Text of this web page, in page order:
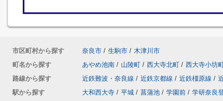
市区町村から探す 奈良市 / 生駒市 / 木津川市
町名から探す
あやめ池南 / 山陵町 / 西大寺北町 / 西大寺小坊
路線から探す
近鉄難波・奈良線 / 近鉄京都線 / 近鉄橿原線 /
駅から探す
大和西大寺 / 平城 / 菖蒲池 / 学園前 / 学研奈良